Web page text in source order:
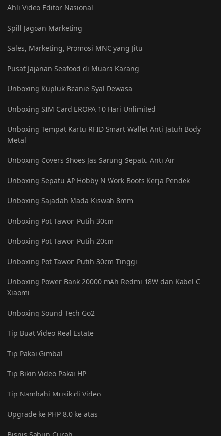
Ahli Video Editor Nasional
Spill Jagoan Marketing
Sales, Marketing, Promosi MNC yang Jitu
Pusat Jajanan Seafood di Muara Karang
Unboxing Kupluk Beanie Syal Dewasa
Unboxing SIM Card EROPA 10 Hari Unlimited
Unboxing Tempat Kartu RFID Smart Wallet Anti Jatuh Body
Metal
Unboxing Covers Shoes Jas Sarung Sepatu Anti Air
Unboxing Sepatu AP Hobby N Work Boots Kerja Pendek
Unboxing Sajadah Mada Kiswah 8mm
Unboxing Pot Tawon Putih 30cm
Unboxing Pot Tawon Putih 20cm
Unboxing Pot Tawon Putih 30cm Tinggi
Unboxing Power Bank 20000 mAh Redmi 18W dan Kabel C
Xiaomi
Unboxing Sound Tech Go2
Tip Buat Video Real Estate
Tip Pakai Gimbal
Tip Bikin Video Pakai HP
Tip Nambahi Musik di Video
Upgrade ke PHP 8.0 ke atas